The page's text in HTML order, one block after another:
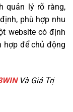
quản lý rõ ràng,
phù hợp nhu
website có định
hợp để chủ động
Và Giá Trị